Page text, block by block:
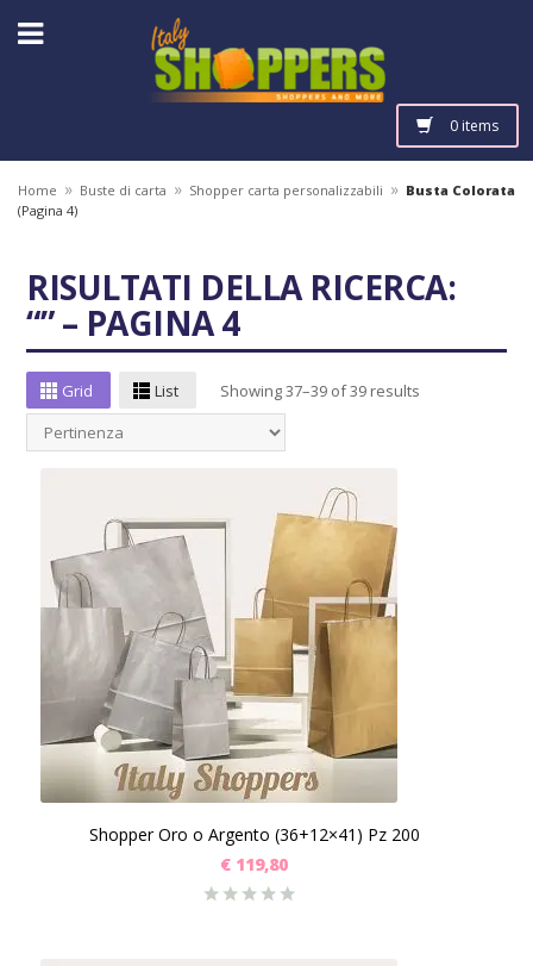
0 items
Home » Buste di carta » Shopper carta personalizzabili » Busta Colorata
(Pagina 4)
RISULTATI DELLA RICERCA:
“” – PAGINA 4
Grid List Showing 37–39 of 39 results
Shopper Oro o Argento (36+12×41) Pz 200
€ 119,80